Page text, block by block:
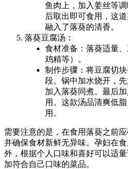
鱼肉上，加入姜丝等
后取出即可食用，这
融入了落葵的清香。
落葵豆腐汤：
食材准备：落葵适量
鸡精等）。
制作步骤：将豆腐切
段。锅中加水烧开，
加入落葵同煮。最后
用。这款汤品清爽低
用。
需要注意的是，在食用落葵之前
并确保食材新鲜无异味。孕妇在
外，根据个人口味和喜好可以适
加符合自己口味的菜品。